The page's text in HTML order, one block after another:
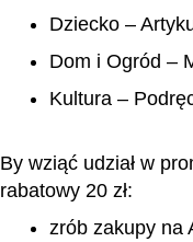
Dziecko –
Dom i Ogród –
Kultura –
By wziąć udział w
rabatowy 20 zł:
zrób zakupy na